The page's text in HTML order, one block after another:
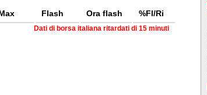
Flash Ora flash %Fl/Ri
Dati di borsa italiana ritardati di 15 minuti